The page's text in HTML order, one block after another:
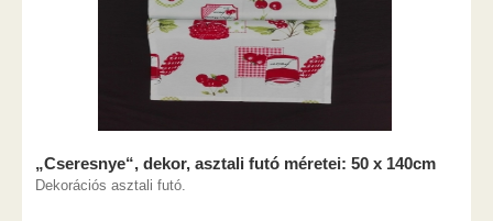
„Cseresnye“, dekor, asztali futó méretei: 50 x 140cm
Dekorációs asztali futó.